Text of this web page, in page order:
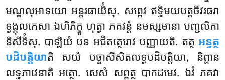
មណ្ឌលុអាទយោអន្តរធាយិំសុ. សព្ពេវ ឥទ្ធិមយបត្តចីវរធរា
ទ្វង្គុលកេសា ឯហិភិក្ខូ ហុត្វា ភគវន្តំ នមស្សមានា បញ្ជលិកា
និសីទិំសុ. បាឡិយំ បន អជិតត្ថេរោវ បញ្ញាយតិ. តត្ថ អន្វត្ថ
បដិបត្តិយាតិ សយំ បច្ចាសីសិតលទ្ធបដិបត្តិយា, និព្ពាន
លទ្ធភាវេនាតិ អត្ថោ. សេសំ សព្ពត្ថ បាកដមេវ. ឯវំ ភគវា